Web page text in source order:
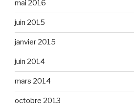
mai 2016
juin 2015
janvier 2015
juin 2014
mars 2014
octobre 2013